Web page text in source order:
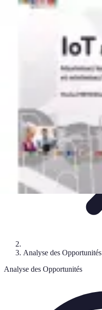
Opportunités Financières
Opportunités Financières
Analyse des Opportunités
Analyse des Opportunités